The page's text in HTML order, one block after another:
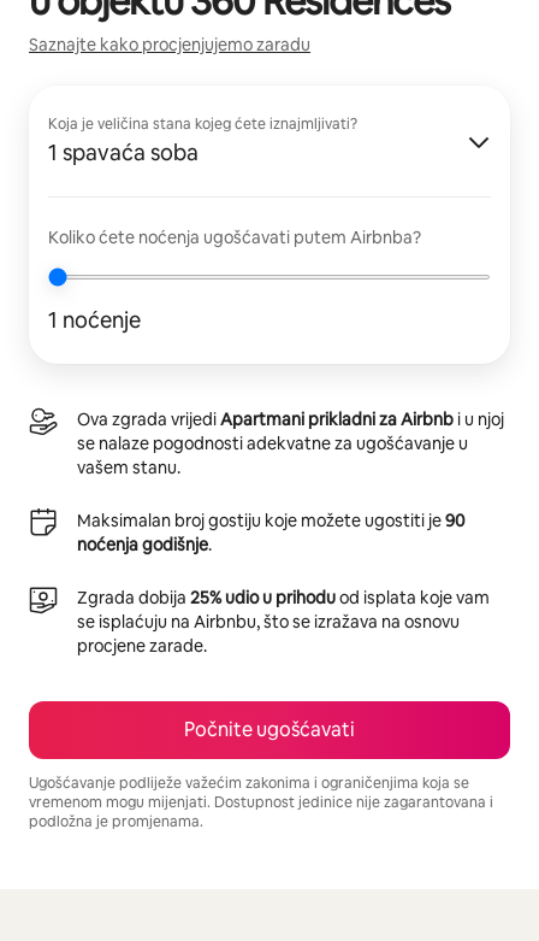
Saznajte kako procjenjujemo zaradu
Koja je veličina stana kojeg ćete iznajmljivati?
1 spavaća soba
Koliko ćete noćenja ugošćavati putem Airbnba?
1 noćenje
Ova zgrada vrijediApartmani prikladni za Airbnb i u njoj
se nalaze pogodnosti adekvatne za ugošćavanje u
vašem stanu.
Maksimalan broj gostiju koje možete ugostiti je90
noćenja godišnje.
Zgrada dobija 25% udio u prihoduod isplata koje vam
se isplaćuju na Airbnbu, što se izražava na osnovu
procjene zarade.
Počnite ugošćavati
Ugošćavanje podliježe važećim zakonima i ograničenjima koja se
vremenom mogu mijenjati. Dostupnost jedinice nije zagarantovana i
podložna je promjenama.